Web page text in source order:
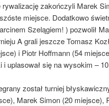
rywalizację zakończyli Marek
miejsce. Dodatkowo
Szelągiem! ) pozwolił
A grali jeszcze Tomasz
i Piotr Hoffmann (54
i uplasował się na wysokim –
został turniej
Marek Simon (20 miejsce),